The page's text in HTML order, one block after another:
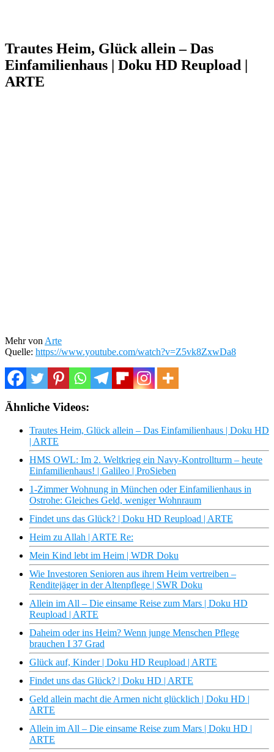
Trautes Heim, Glück allein – Das
Einfamilienhaus | Doku HD Reupload |
ARTE
Mehr von Arte
Quelle: https://www.youtube.com/watch?v=Z5vk8ZxwDa8
Ähnliche Videos:
Trautes Heim, Glück allein – Das Einfamilienhaus | Doku HD
| ARTE
HMS OWL: Im 2. Weltkrieg ein Navy-Kontrollturm – heute
Einfamilienhaus! | Galileo | ProSieben
1-Zimmer Wohnung in München oder Einfamilienhaus in
Ostrohe: Gleiches Geld, weniger Wohnraum
Findet uns das Glück? | Doku HD Reupload | ARTE
Heim zu Allah | ARTE Re:
Mein Kind lebt im Heim | WDR Doku
Wie Investoren Senioren aus ihrem Heim vertreiben –
Renditejäger in der Altenpflege | SWR Doku
Allein im All – Die einsame Reise zum Mars | Doku HD
Reupload | ARTE
Daheim oder ins Heim? Wenn junge Menschen Pflege
brauchen I 37 Grad
Glück auf, Kinder | Doku HD Reupload | ARTE
Findet uns das Glück? | Doku HD | ARTE
Geld allein macht die Armen nicht glücklich | Doku HD |
ARTE
Allein im All – Die einsame Reise zum Mars | Doku HD |
ARTE